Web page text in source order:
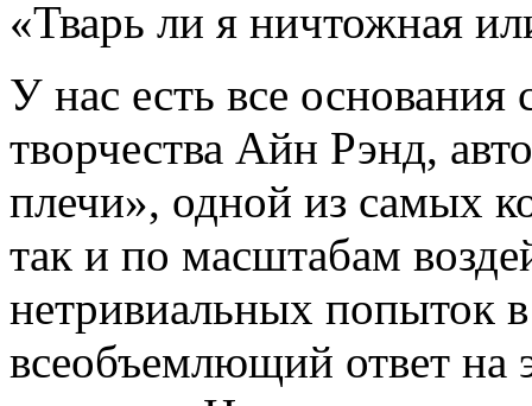
«Тварь ли я ничтожная
У нас есть все основания
творчества Айн Рэнд,
плечи», одной из самых
так и по масштабам
нетривиальных попыток
всеобъемлющий ответ на